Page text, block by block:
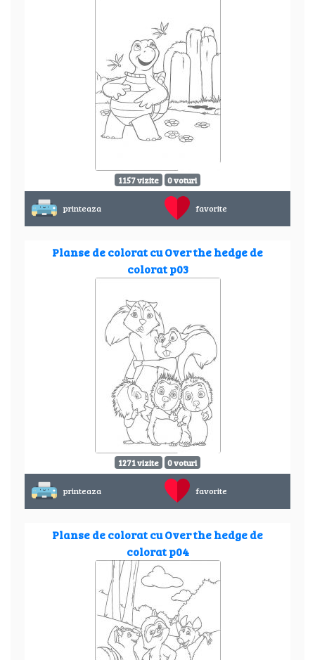
1157 vizite 0 voturi
printeaza favorite
Planse de colorat cu Over the hedge de
colorat p03
1271 vizite 0 voturi
printeaza favorite
Planse de colorat cu Over the hedge de
colorat p04